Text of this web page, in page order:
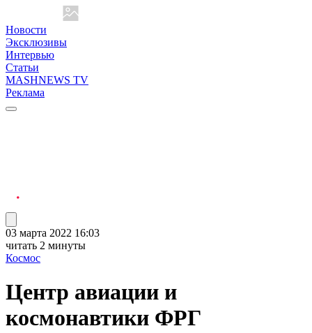
Новости
Эксклюзивы
Интервью
Статьи
MASHNEWS TV
Реклама
03 марта 2022 16:03
читать 2 минуты
Космос
Центр авиации и
космонавтики ФРГ